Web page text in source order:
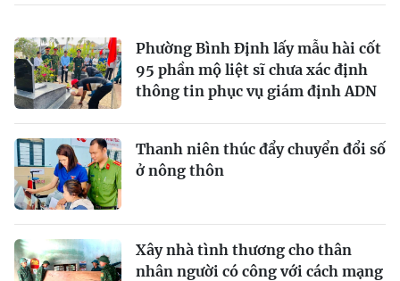
Phường Bình Định lấy mẫu hài cốt
95 phần mộ liệt sĩ chưa xác định
thông tin phục vụ giám định ADN
Thanh niên thúc đẩy chuyển đổi số
ở nông thôn
Xây nhà tình thương cho thân
nhân người có công với cách mạng